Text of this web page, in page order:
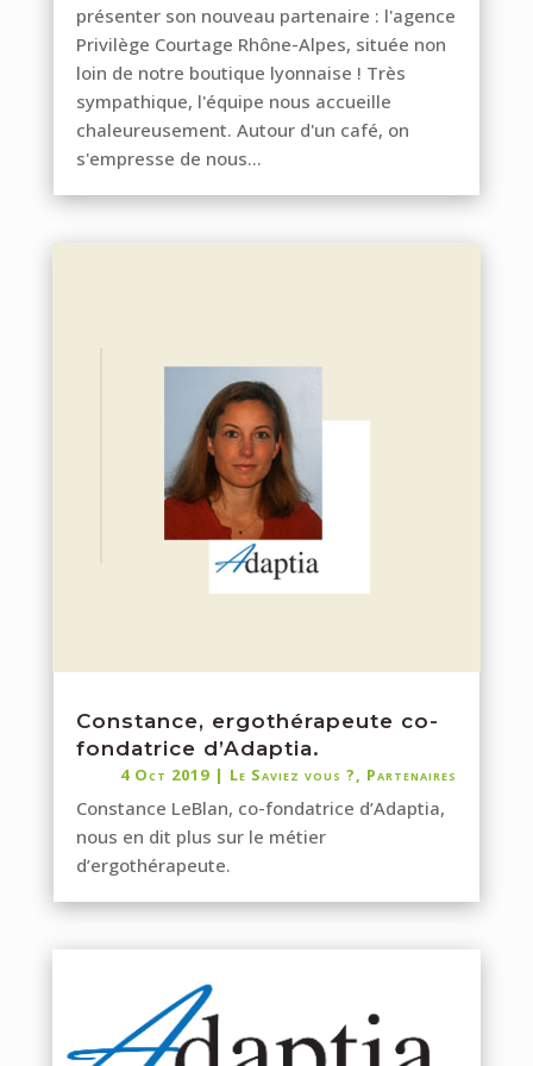
présenter son nouveau partenaire : l'agence
Privilège Courtage Rhône-Alpes, située non
loin de notre boutique lyonnaise ! Très
sympathique, l'équipe nous accueille
chaleureusement. Autour d'un café, on
s'empresse de nous...
Constance, ergothérapeute co-
fondatrice d’Adaptia.
4 Oct 2019 | Le Saviez vous ?, Partenaires
Constance LeBlan, co-fondatrice d’Adaptia,
nous en dit plus sur le métier
d’ergothérapeute.